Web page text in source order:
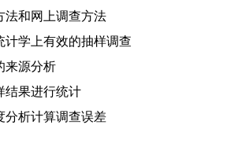
和网上调查方法
学上有效的抽样调查
源分析
果进行统计
析计算调查误差